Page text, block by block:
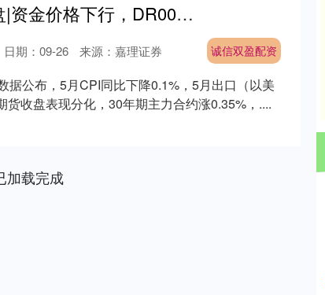
诚信双盈配资 债市收盘|资金价格下行，DR001加权均价跌破1.4%，30年期主力合约涨0.35%
诚信双盈配资
日期：09-26 来源：嘉理证券
据公布，5月CPI同比下降0.1%，5月出口（以美
货收盘表现分化，30年期主力合约涨0.35%，....
加载完成